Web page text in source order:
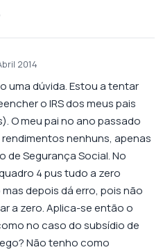
2014
uma dúvida. Estou a tentar
o IRS dos meus pais
O meu pai no ano passado
nenhuns, apenas
de Segurança Social. No
4 pus tudo a zero
depois dá erro, pois não
a zero. Aplica-se então o
no caso do subsídio de
Não tenho como